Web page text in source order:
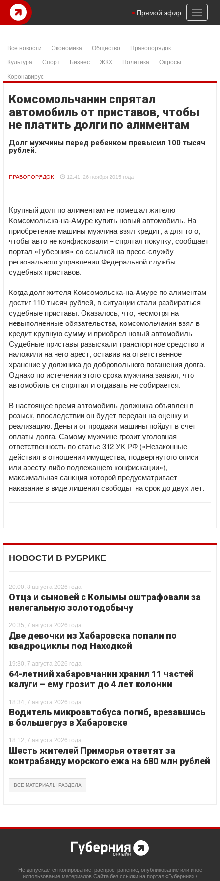
Toggle
Прямой эфир
Все новости Экономика Общество
Правопорядок
Культура
Спорт Бизнес ЖКХ Политика
Опросы
Коронавирус
Комсомольчанин спрятал
автомобиль от приставов, чтобы
не платить долги по алиментам
Долг мужчины перед ребенком превысил 100 тысяч
рублей.
ПРАВОПОРЯДОК 12:41, 26 ноября 2015 года
Крупный долг по алиментам не помешал жителю
Комсомольска-на-Амуре купить новый автомобиль. На
приобретение машины мужчина взял кредит, а для того,
чтобы авто не конфисковали – спрятал покупку, сообщает
портал «Губерния» со ссылкой на пресс-службу
регионального управления Федеральной службы
судебных приставов.
Когда долг жителя Комсомольска-на-Амуре по алиментам
достиг 110 тысяч рублей, в ситуации стали разбираться
судебные приставы. Оказалось, что, несмотря на
невыполненные обязательства, комсомольчанин взял в
кредит крупную сумму и приобрел новый автомобиль.
Судебные приставы разыскали транспортное средство и
наложили на него арест, оставив на ответственное
хранение у должника до добровольного погашения долга.
Однако по истечении этого срока мужчина заявил, что
автомобиль он спрятал и отдавать не собирается.
В настоящее время автомобиль должника объявлен в
розыск, впоследствии он будет передан на оценку и
реализацию. Деньги от продажи машины пойдут в счет
оплаты долга. Самому мужчине грозит уголовная
ответственность по статье 312 УК РФ («Незаконные
действия в отношении имущества, подвергнутого описи
или аресту либо подлежащего конфискации»),
максимальная санкция которой предусматривает
наказание в виде лишения свободы на срок до двух лет.
НОВОСТИ В РУБРИКЕ
20:00, 8 августа 2026 года
Отца и сыновей с Колымы оштрафовали за
нелегальную золотодобычу
20:35, 7 августа 2026 года
Две девочки из Хабаровска попали по
квадроциклы под Находкой
19:30, 7 августа 2026 года
64-летний хабаровчанин хранил 11 частей
калуги – ему грозит до 4 лет колонии
18:34, 7 августа 2026 года
Водитель микроавтобуса погиб, врезавшись
в большегруз в Хабаровске
18:12, 7 августа 2026 года
Шесть жителей Приморья ответят за
контрабанду морского ежа на 680 млн рублей
ВСЕ МАТЕРИАЛЫ РАЗДЕЛА
Не допускается копирование, распространение, опубликование или иное
использование материалов Сайта без ссылки на портал «Губерния» /